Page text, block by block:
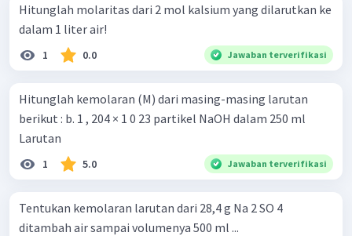
Hitunglah molaritas dari 2 mol kalsium yang dilarutkan ke
dalam 1 liter air!
1 0.0 Jawaban terverifikasi
Hitunglah kemolaran (M) dari masing-masing larutan
berikut : b. 1 , 204 × 1 0 23 partikel NaOH dalam 250 ml
Larutan
1 5.0 Jawaban terverifikasi
Tentukan kemolaran larutan dari 28,4 g Na 2 SO 4
ditambah air sampai volumenya 500 ml ...